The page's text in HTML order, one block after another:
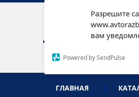
Разрешите
вам
Powered by SendPulse
разборка иномарок
ГЛАВНАЯ